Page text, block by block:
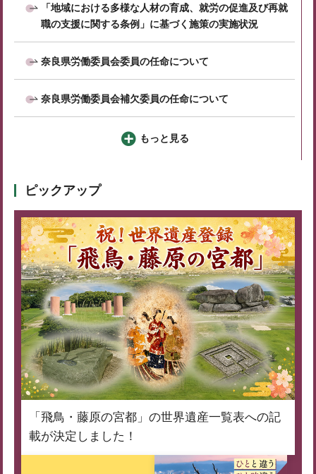
「地域における多様な人材の育成、就労の促進及び再就
職の支援に関する条例」に基づく施策の実施状況
奈良県労働委員会委員の任命について
奈良県労働委員会補欠委員の任命について
もっと見る
ピックアップ
「飛鳥・藤原の宮都」の世界遺産一覧表への記
載が決定しました！